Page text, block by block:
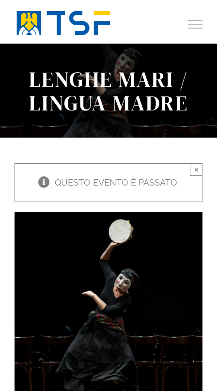
contenuto
LENGHE MARI /
LINGUA MADRE
QUESTO EVENTO È PASSATO.
×